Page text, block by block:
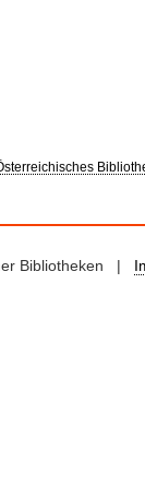
Bibliotheken |